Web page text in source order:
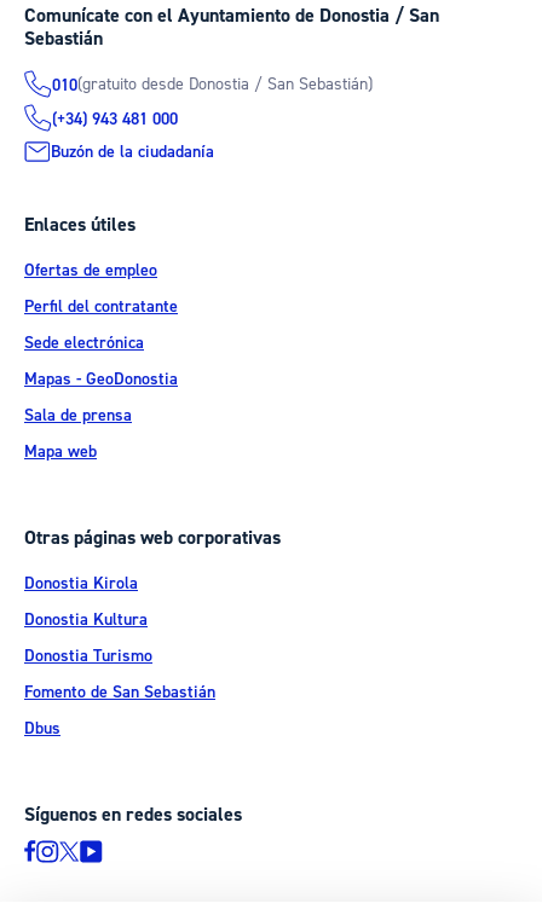
Comunícate con el Ayuntamiento de Donostia / San
Sebastián
010(gratuito desde Donostia / San Sebastián)
(+34) 943 481 000
Buzón de la ciudadanía
Enlaces útiles
Ofertas de empleo
Perfil del contratante
Sede electrónica
Mapas - GeoDonostia
Sala de prensa
Mapa web
Otras páginas web corporativas
Donostia Kirola
Donostia Kultura
Donostia Turismo
Fomento de San Sebastián
Dbus
Síguenos en redes sociales